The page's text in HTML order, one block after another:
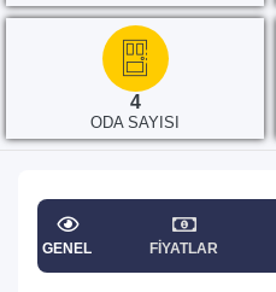
4
ODA SAYISI
GENEL FIYATLAR